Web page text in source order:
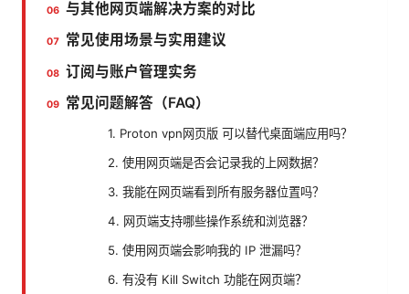
与其他网页端解决方案的对比
常见使用场景与实用建议
订阅与账户管理实务
常见问题解答（FAQ）
1. Proton vpn网页版 可以替代桌面端应用吗？
2. 使用网页端是否会记录我的上网数据？
3. 我能在网页端看到所有服务器位置吗？
4. 网页端支持哪些操作系统和浏览器？
5. 使用网页端会影响我的 IP 泄漏吗？
6. 有没有 Kill Switch 功能在网页端？